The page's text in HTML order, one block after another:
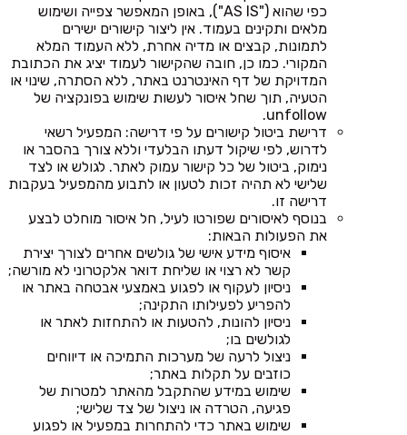
כפי שהוא ("AS IS"), באופן המאפשר צפייה ושימוש
מלאים ותקינים בעמוד. אין ליצור קישורים ישירים
לתמונות, קבצים או מדיה אחרת, ללא העמוד המלא
המקורי. כמו כן, חובה שהקישור לעמוד יציג את הכתובת
המדויקת של דף האינטרנט באתר, ללא הסתרה, שינוי או
הטעיה, תוך שחל איסור לעשות שימוש בפונקציה של
unfollow.
דרישת ביטול קישורים על פי דרישה: המפעיל רשאי
לדרוש, לפי שיקול דעתו הבלעדי וללא צורך בהסבר או
נימוק, ביטול של כל קישור עמוק לאתר. לגולש או לצד
שלישי לא תהיה זכות לטעון או לתבוע מהמפעיל בעקבות
דרישה זו.
בנוסף לאיסורים שפורטו לעיל, חל איסור מוחלט לבצע
את הפעולות הבאות:
איסוף מידע אישי של גולשים אחרים לצורך יצירת
קשר לא רצוי או שליחת דואר אלקטרוני לא מורשה;
ניסיון לעקוף או לפגוע באמצעי אבטחה באתר או
להפריע לפעילותו התקינה;
ניסיון להונות, להטעות או להתחזות לאתר או
לגולשים בו;
ניצול לרעה של מערכות התמיכה או דיווחים
כוזבים על תקלות באתר;
שימוש במידע שהתקבל מהאתר למטרות של
פגיעה, הטרדה או ניצול של צד שלישי;
שימוש באתר כדי להתחרות במפעיל או לפגוע